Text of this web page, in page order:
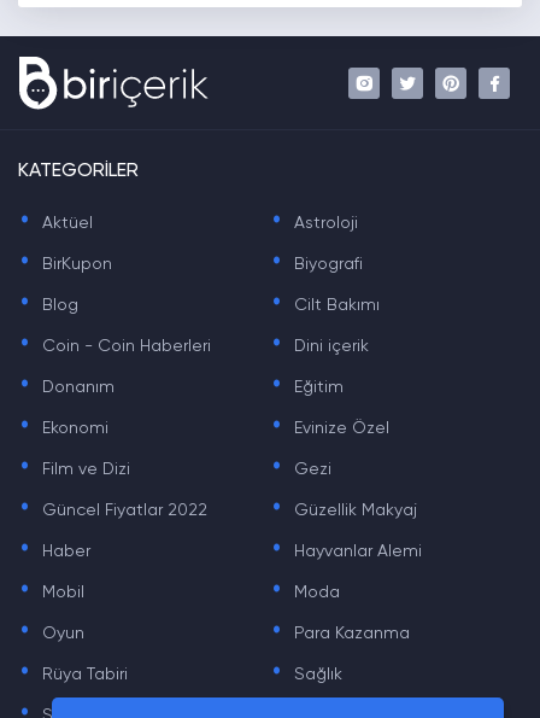
KATEGORİLER
. Aktüel . Astroloji
. BirKupon . Biyografi
. Blog . Cilt Bakımı
. Coin - Coin Haberleri . Dini içerik
. Donanım . Eğitim
. Ekonomi . Evinize Özel
. Film ve Dizi . Gezi
. Güncel Fiyatlar 2022 . Güzellik Makyaj
. Haber . Hayvanlar Alemi
. Mobil . Moda
. Oyun . Para Kazanma
. Rüya Tabiri . Sağlık
. .